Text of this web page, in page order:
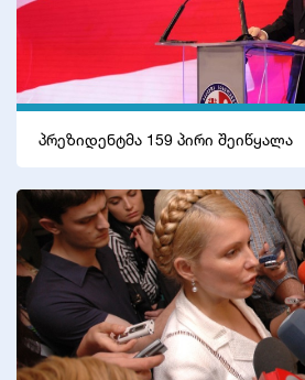
პრეზიდენტმა 159 პირი შეიწყალა